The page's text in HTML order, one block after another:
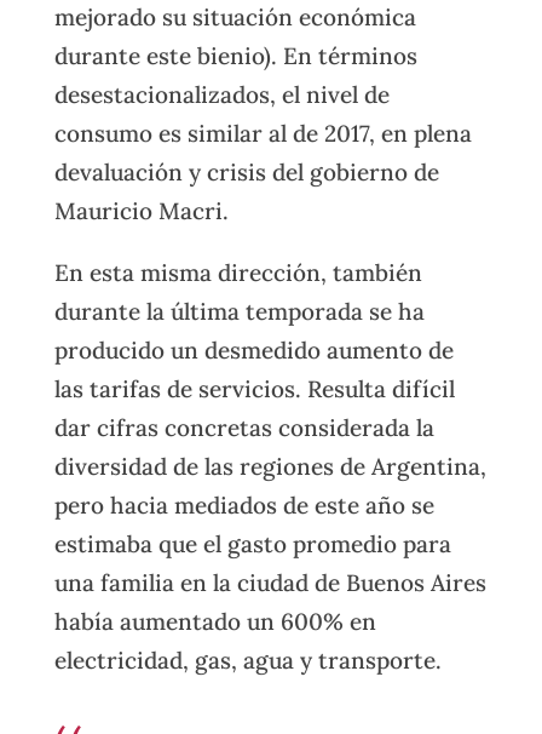
mejorado su situación económica
durante este bienio). En términos
desestacionalizados, el nivel de
consumo es similar al de 2017, en plena
devaluación y crisis del gobierno de
Mauricio Macri.
En esta misma dirección, también
durante la última temporada se ha
producido un desmedido aumento de
las tarifas de servicios. Resulta difícil
dar cifras concretas considerada la
diversidad de las regiones de Argentina,
pero hacia mediados de este año se
estimaba que el gasto promedio para
una familia en la ciudad de Buenos Aires
había aumentado un 600% en
electricidad, gas, agua y transporte.